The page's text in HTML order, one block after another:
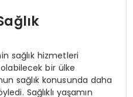
sağlık hizmetleri
bir ülke
sağlık konusunda daha
Sağlıklı yaşamın